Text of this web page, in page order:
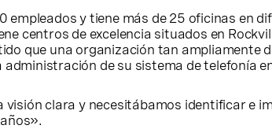
empleados y tiene más de 25 oficinas en
centros de excelencia situados en
que una organización tan
de su sistema de telefonía
visión clara y necesitábamos identificar e